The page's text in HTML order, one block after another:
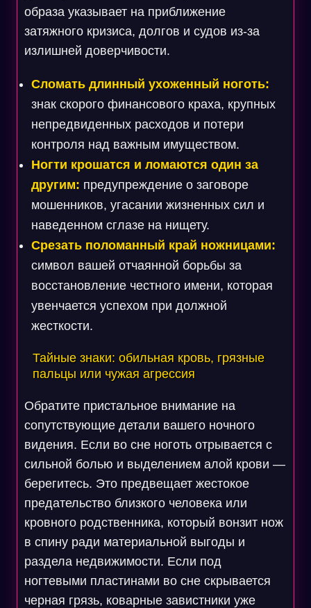
образа указывает на приближение
затяжного кризиса, долгов и судов из-за
излишней доверчивости.
Сломать длинный ухоженный ноготь:
знак скорого финансового краха, крупных
непредвиденных расходов и потери
контроля над важным имуществом.
Ногти крошатся и ломаются один за
другим: предупреждение о заговоре
мошенников, угасании жизненных сил и
наведенном сглазе на нищету.
Срезать поломанный край ножницами:
символ вашей отчаянной борьбы за
восстановление честного имени, которая
увенчается успехом при должной
жесткости.
Тайные знаки: обильная кровь, грязные
пальцы или чужая агрессия
Обратите пристальное внимание на
сопутствующие детали вашего ночного
видения. Если во сне ноготь отрывается с
сильной болью и выделением алой крови —
берегитесь. Это предвещает жестокое
предательство близкого человека или
кровного родственника, который вонзит нож
в спину ради материальной выгоды и
раздела недвижимости. Если под
ногтевыми пластинами во сне скрывается
черная грязь, коварные завистники уже